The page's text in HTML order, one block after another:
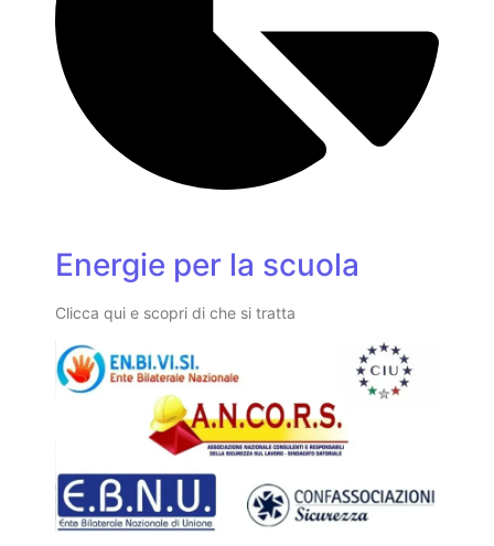
Energie per la scuola
Clicca qui e scopri di che si tratta